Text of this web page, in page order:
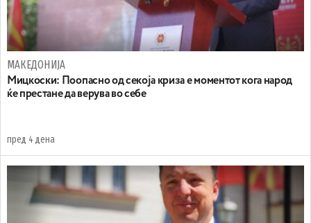
МАКЕДОНИЈА
Мицкоски: Поопасно од секоја криза е моментот кога народ
ќе престане да верува во себе
пред 4 дена